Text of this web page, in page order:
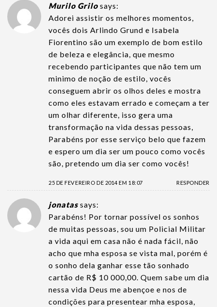
Murilo Grilo says:
Adorei assistir os melhores momentos,
vocês dois Arlindo Grund e Isabela
Fiorentino são um exemplo de bom estilo
de beleza e elegância, que mesmo
recebendo participantes que não tem um
minimo de noção de estilo, vocês
conseguem abrir os olhos deles e mostra
como eles estavam errado e começam a ter
um olhar diferente, isso gera uma
transformação na vida dessas pessoas,
Parabéns por esse serviço belo que fazem
e espero um dia ser um pouco como vocês
são, pretendo um dia ser como vocês!
25 DE FEVEREIRO DE 2014 EM 18:07 RESPONDER
jonatas says:
Parabéns! Por tornar possível os sonhos
de muitas pessoas, sou um Policial Militar
a vida aqui em casa não é nada fácil, não
acho que mha esposa se vista mal, porém é
o sonho dela ganhar esse tão sonhado
cartão de R$ 10 000,00. Quem sabe um dia
nessa vida Deus me abençoe e nos de
condições para presentear mha esposa,